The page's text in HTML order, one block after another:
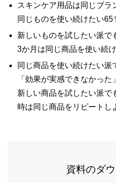
スキンケア用品は同じブラ
同じものを使い続けたい65
新しいものを試したい派で
3か月は同じ商品を使い続
同じ商品を使い続けたい派
「効果が実感できなかった
新しい商品を試したい派で
時は同じ商品をリピートし
資料のダ